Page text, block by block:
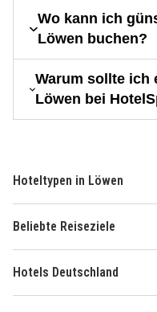
Wo kann ich
Löwen buchen?
Warum sollte ich
Löwen bei
Hoteltypen in Löwen
Beliebte Reiseziele
Hotels Deutschland